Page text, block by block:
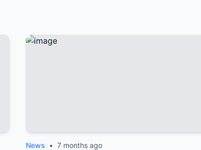
News • 7 months ago